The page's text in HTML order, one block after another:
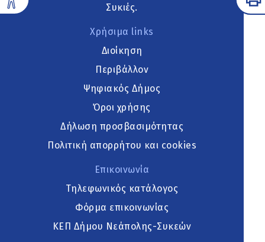
Συκιές.
Χρήσιμα links
Διοίκηση
Περιβάλλον
Ψηφιακός Δήμος
Όροι χρήσης
Δήλωση προσβασιμότητας
Πολιτική απορρήτου και cookies
Επικοινωνία
Τηλεφωνικός κατάλογος
Φόρμα επικοινωνίας
ΚΕΠ Δήμου Νεάπολης-Συκεών